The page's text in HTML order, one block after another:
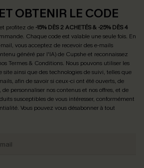
OBTENIR LE CODE
profitez de -15% DÈS 2 ACHETÉS & -25% DÈS 4
Chaque code est valable une seule fois. En
vous acceptez de recevoir des e-mails
généré par l'IA) de Cupshe et reconnaissez
Termes & Conditions. Nous pouvons utiliser les
site ainsi que des technologies de suivi, telles que
afin de savoir si ceux-ci ont été ouverts, de
personnaliser nos contenus et nos offres, et de
susceptibles de vous intéresser, conformément
. Vous pouvez vous désabonner à tout